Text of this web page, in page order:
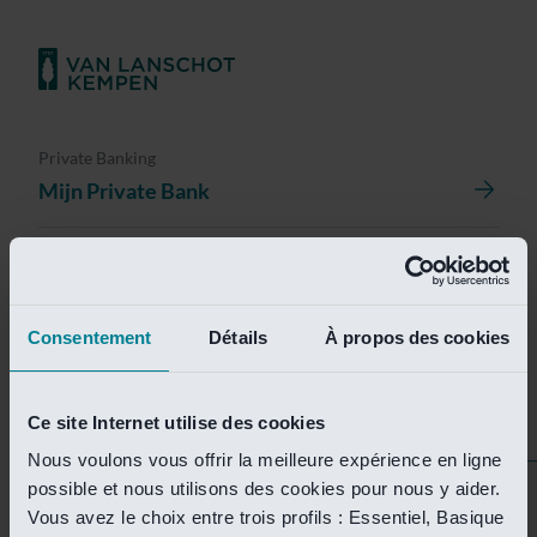
Consentement Détails À propos des cookies
Ce site Internet utilise des cookies
Nous voulons vous offrir la meilleure expérience en ligne
possible et nous utilisons des cookies pour nous y aider.
Vous avez le choix entre trois profils : Essentiel, Basique
Private Banking
Mijn Private Bank
Helaas is deze pagina